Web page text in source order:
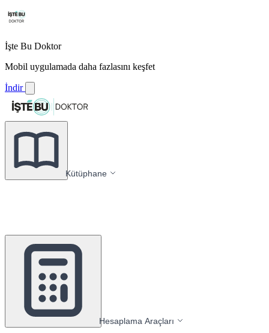
İşte Bu Doktor
Mobil uygulamada daha fazlasını keşfet
İndir
Kütüphane
Hesaplama Araçları